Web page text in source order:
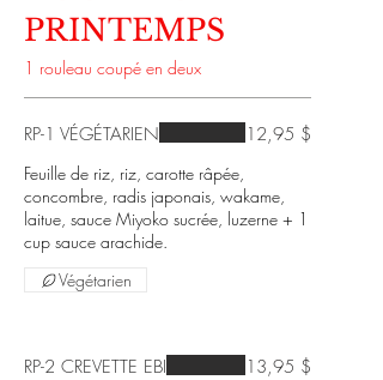
PRINTEMPS
1 rouleau coupé en deux
RP-1 VÉGÉTARIEN
Feuille de riz, riz, carotte râpée,
concombre, radis japonais, wakame,
laitue, sauce Miyoko sucrée, luzerne + 1
cup sauce arachide.
12,95 $
Végétarien
RP-2 CREVETTE EBI 13,95 $